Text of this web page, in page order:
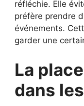
réfléchie. Elle
préfère prendre
événements.
garder une
La
dans